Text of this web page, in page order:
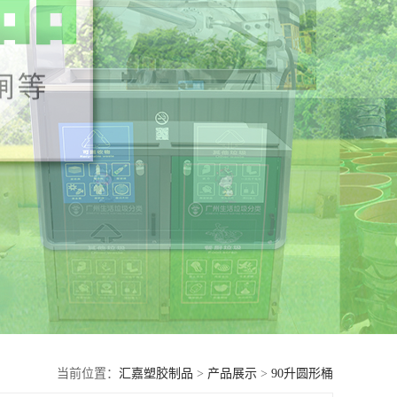
当前位置： 汇嘉塑胶制品 > 产品展示 > 90升圆形桶